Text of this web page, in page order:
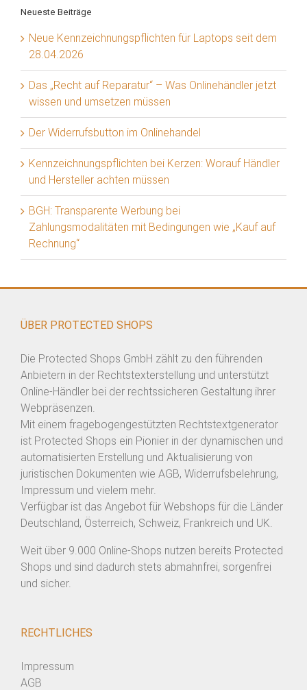
Neueste Beiträge
Neue Kennzeichnungspflichten für Laptops seit dem
28.04.2026
Das „Recht auf Reparatur“ – Was Onlinehändler jetzt
wissen und umsetzen müssen
Der Widerrufsbutton im Onlinehandel
Kennzeichnungspflichten bei Kerzen: Worauf Händler
und Hersteller achten müssen
BGH: Transparente Werbung bei
Zahlungsmodalitäten mit Bedingungen wie „Kauf auf
Rechnung“
ÜBER PROTECTED SHOPS
Die Protected Shops GmbH zählt zu den führenden
Anbietern in der Rechtstexterstellung und unterstützt
Online-Händler bei der rechtssicheren Gestaltung ihrer
Webpräsenzen.
Mit einem fragebogengestützten Rechtstextgenerator
ist Protected Shops ein Pionier in der dynamischen und
automatisierten Erstellung und Aktualisierung von
juristischen Dokumenten wie AGB, Widerrufsbelehrung,
Impressum und vielem mehr.
Verfügbar ist das Angebot für Webshops für die Länder
Deutschland, Österreich, Schweiz, Frankreich und UK.
Weit über 9.000 Online-Shops nutzen bereits Protected
Shops und sind dadurch stets abmahnfrei, sorgenfrei
und sicher.
RECHTLICHES
Impressum
AGB